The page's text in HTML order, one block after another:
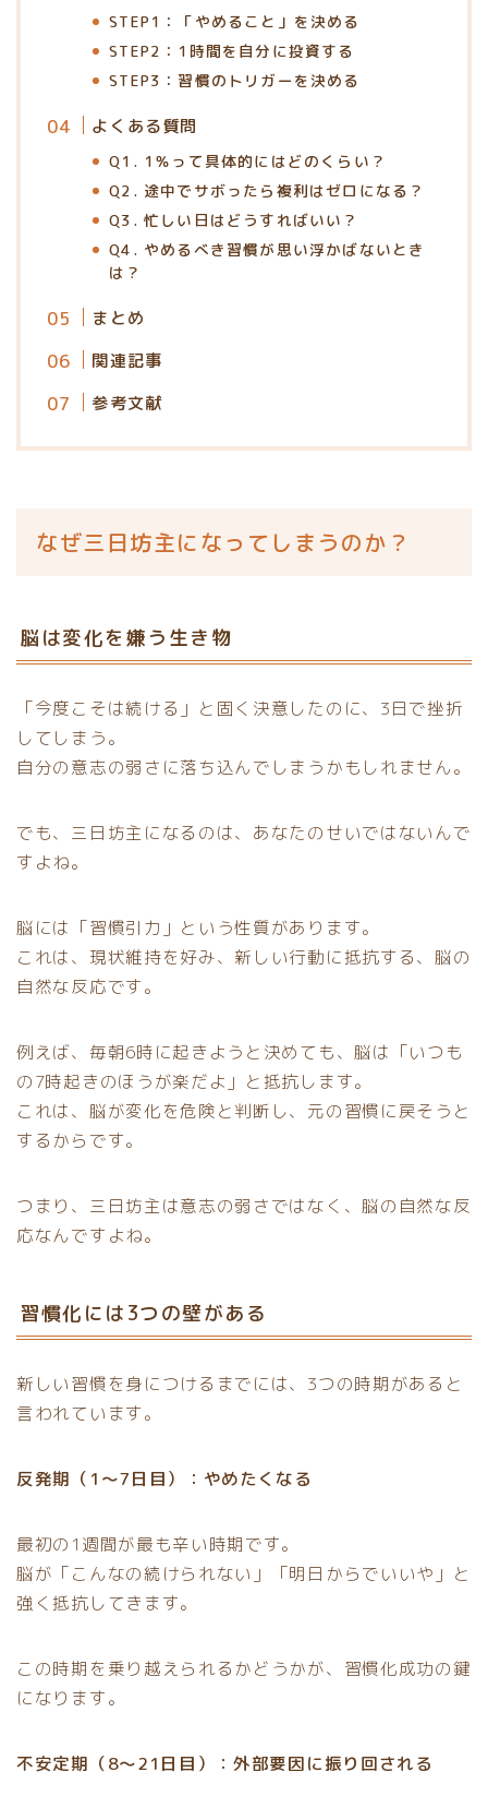
STEP1：「やめること」を決める
STEP2：1時間を自分に投資する
STEP3：習慣のトリガーを決める
よくある質問
Q1. 1％って具体的にはどのくらい？
Q2. 途中でサボったら複利はゼロになる？
Q3. 忙しい日はどうすればいい？
Q4. やめるべき習慣が思い浮かばないとき
は？
まとめ
関連記事
参考文献
なぜ三日坊主になってしまうのか？
脳は変化を嫌う生き物
「今度こそは続ける」と固く決意したのに、3日で挫折
してしまう。
自分の意志の弱さに落ち込んでしまうかもしれません。
でも、三日坊主になるのは、あなたのせいではないんで
すよね。
脳には「習慣引力」という性質があります。
これは、現状維持を好み、新しい行動に抵抗する、脳の
自然な反応です。
例えば、毎朝6時に起きようと決めても、脳は「いつも
の7時起きのほうが楽だよ」と抵抗します。
これは、脳が変化を危険と判断し、元の習慣に戻そうと
するからです。
つまり、三日坊主は意志の弱さではなく、脳の自然な反
応なんですよね。
習慣化には3つの壁がある
新しい習慣を身につけるまでには、3つの時期があると
言われています。
反発期（1〜7日目）：やめたくなる
最初の1週間が最も辛い時期です。
脳が「こんなの続けられない」「明日からでいいや」と
強く抵抗してきます。
この時期を乗り越えられるかどうかが、習慣化成功の鍵
になります。
不安定期（8〜21日目）：外部要因に振り回される